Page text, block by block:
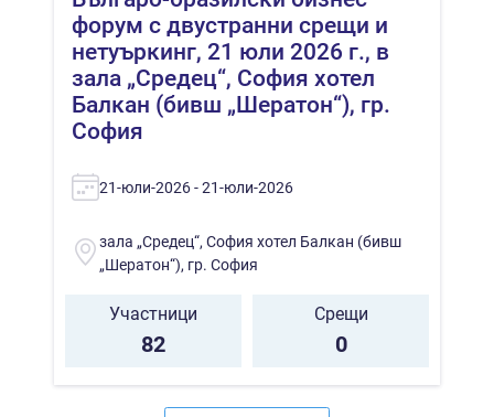
форум с двустранни срещи и
нетуъркинг, 21 юли 2026 г., в
зала „Средец“, София хотел
Балкан (бивш „Шератон“), гр.
София
21-юли-2026 - 21-юли-2026
зала „Средец“, София хотел Балкан (бивш
„Шератон“), гр. София
Участници
82
Срещи
0